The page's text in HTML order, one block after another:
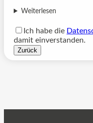
Weiterlesen
Ich habe die
damit einverstanden.
Zurück